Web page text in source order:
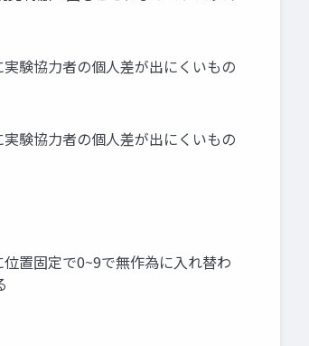
験協力者の個人差が出にくいもの
験協力者の個人差が出にくいもの
置固定で0~9で無作為に入れ替わ